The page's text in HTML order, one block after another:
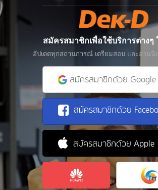
สมัครสมาชิกเพื่อใช้บริการต่างๆ
อัปเดตทุกสถานการณ์ เตรียมสอบ และอ่าน
สมัครสมาชิกด้วย Google
สมัครสมาชิกด้วย
สมัครสมาชิกด้วย Apple